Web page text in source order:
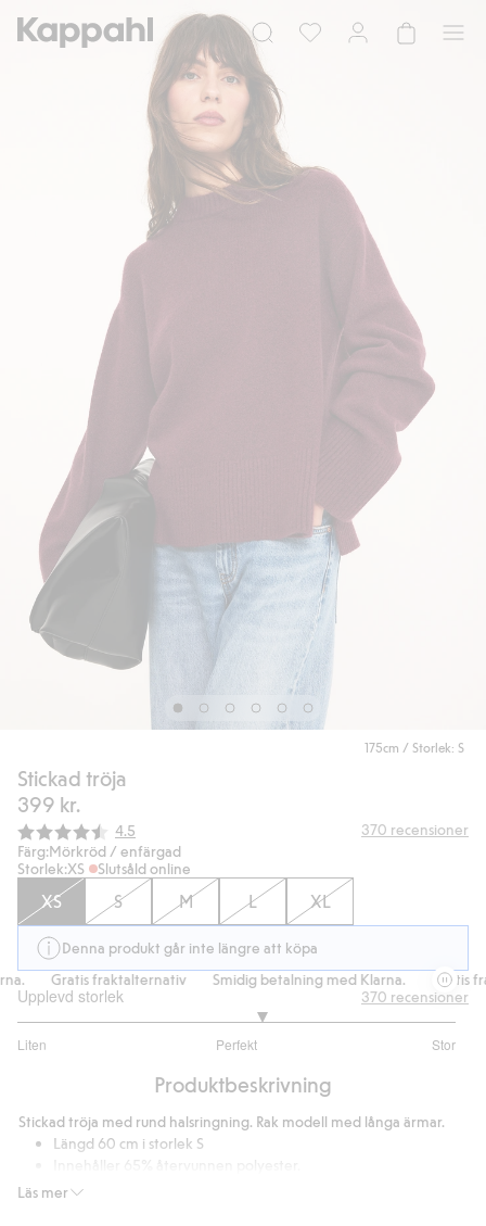
175cm / Storlek: S
Stickad tröja
399 kr.
Snittbetyg:
4.5 370 recensioner
Färg:Mörkröd / enfärgad
Storlek:XS Slutsåld online
XS S M L XL
Denna produkt går inte längre att köpa
Gratis fraktalternativ Smidig betalning med Klarna. Gratis
Upplevd storlek
Liten Perfekt Stor
utav
311
betyg
370 recensioner
Produktbeskrivning
Läs mer
Stickad tröja med rund halsringning. Rak modell med långa ärmar.
Längd 60 cm i storlek S
Artikelnummer